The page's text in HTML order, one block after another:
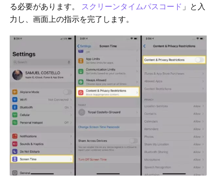
る必要があります。 スクリーンタイムパスコード」と入
力し、画面上の指示を完了します。